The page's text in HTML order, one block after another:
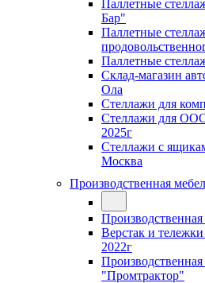
Паллетные
Бар"
Паллетные
Паллетные
Склад-магазин
Ола
Стеллажи для
Стеллажи для
2025г
Стеллажи с
Москва
Производственная
Производственная
Верстак и
2022г
"Промтрактор"